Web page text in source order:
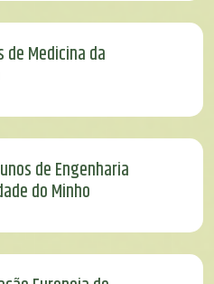
de Medicina da
de Engenharia
do Minho